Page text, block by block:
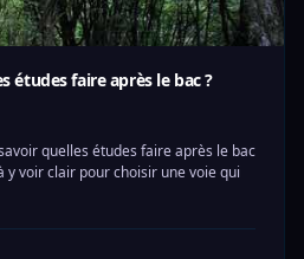
études faire après le bac ?
quelles études faire après le bac
y voir clair pour choisir une voie qui